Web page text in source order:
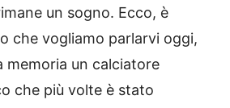
un sogno. Ecco, è
che vogliamo parlarvi oggi,
memoria un calciatore
che più volte è stato